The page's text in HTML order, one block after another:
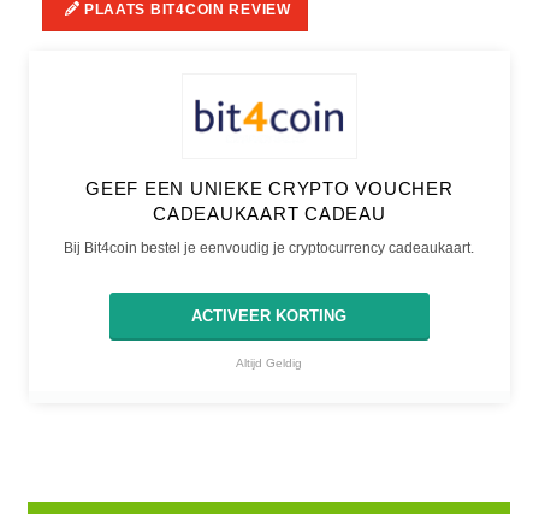
PLAATS BIT4COIN REVIEW
GEEF EEN UNIEKE CRYPTO VOUCHER
CADEAUKAART CADEAU
Bij Bit4coin bestel je eenvoudig je cryptocurrency cadeaukaart.
ACTIVEER KORTING
Altijd Geldig